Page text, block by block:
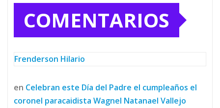
COMENTARIOS
Frenderson Hilario
en Celebran este Día del Padre el cumpleaños el
coronel paracaidista Wagnel Natanael Vallejo